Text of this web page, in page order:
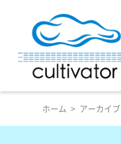
ホーム アーカイブ